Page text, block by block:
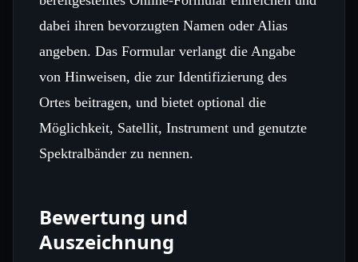
dabei ihren bevorzugten Namen oder Alias
angeben. Das Formular verlangt die Angabe
von Hinweisen, die zur Identifizierung des
Ortes beitragen, und bietet optional die
Möglichkeit, Satellit, Instrument und genutzte
Spektralbänder zu nennen.
Bewertung und
Auszeichnung